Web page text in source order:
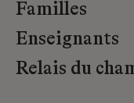
Familles
Enseignants
Relais du